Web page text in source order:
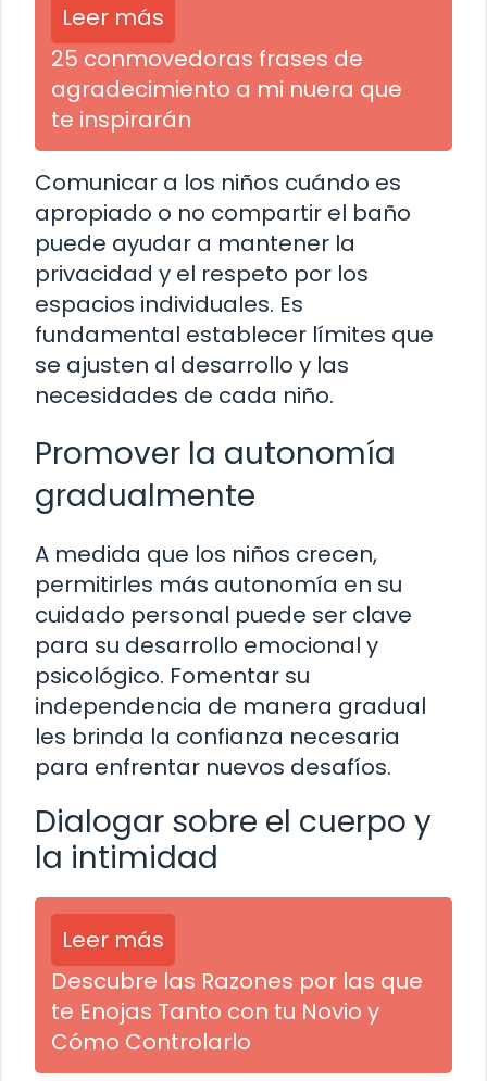
Leer más
25 conmovedoras frases de
agradecimiento a mi nuera que
te inspirarán
Comunicar a los niños cuándo es
apropiado o no compartir el baño
puede ayudar a mantener la
privacidad y el respeto por los
espacios individuales. Es
fundamental establecer límites que
se ajusten al desarrollo y las
necesidades de cada niño.
Promover la autonomía
gradualmente
A medida que los niños crecen,
permitirles más autonomía en su
cuidado personal puede ser clave
para su desarrollo emocional y
psicológico. Fomentar su
independencia de manera gradual
les brinda la confianza necesaria
para enfrentar nuevos desafíos.
Dialogar sobre el cuerpo y
la intimidad
Leer más
Descubre las Razones por las que
te Enojas Tanto con tu Novio y
Cómo Controlarlo